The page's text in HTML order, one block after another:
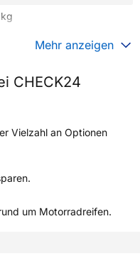
Rear
Mehr anzeigen
CHECK24
Vielzahl an Optionen
um Motorradreifen.